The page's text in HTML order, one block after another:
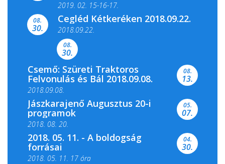
2019. 02. 15-16-17.
Színes és tartalmas programokkal várja a
Csemői Községi Könyvtár és...
08.
30.
Cegléd Kétkeréken 2018.09.22.
2018.09.22.
08.
30.
Csemő: Szüreti Traktoros
Felvonulás és Bál 2018.09.08.
2018.09.08.
08.
13.
Jászkarajenő Augusztus 20-i
programok
2018. 08. 20.
05.
07.
2018. 05. 11. - A boldogság
forrásai
2018. 05. 11. 17 óra
04.
30.